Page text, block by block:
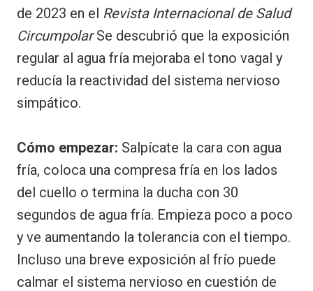
de 2023 en el Revista Internacional de Salud
CircumpolarSe descubrió que la exposición
regular al agua fría mejoraba el tono vagal y
reducía la reactividad del sistema nervioso
simpático.
Cómo empezar: Salpícate la cara con agua
fría, coloca una compresa fría en los lados
del cuello o termina la ducha con 30
segundos de agua fría. Empieza poco a poco
y ve aumentando la tolerancia con el tiempo.
Incluso una breve exposición al frío puede
calmar el sistema nervioso en cuestión de